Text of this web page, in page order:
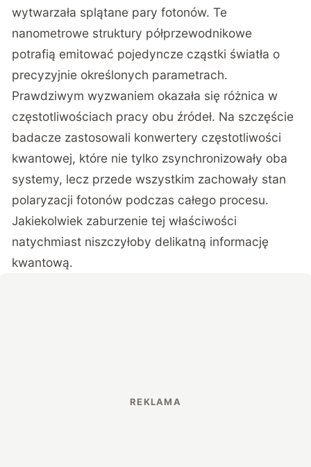
wytwarzała splątane pary fotonów. Te
nanometrowe struktury półprzewodnikowe
potrafią emitować pojedyncze cząstki światła o
precyzyjnie określonych parametrach.
Prawdziwym wyzwaniem okazała się różnica w
częstotliwościach pracy obu źródeł. Na szczęście
badacze zastosowali konwertery częstotliwości
kwantowej, które nie tylko zsynchronizowały oba
systemy, lecz przede wszystkim zachowały stan
polaryzacji fotonów podczas całego procesu.
Jakiekolwiek zaburzenie tej właściwości
natychmiast niszczyłoby delikatną informację
kwantową.